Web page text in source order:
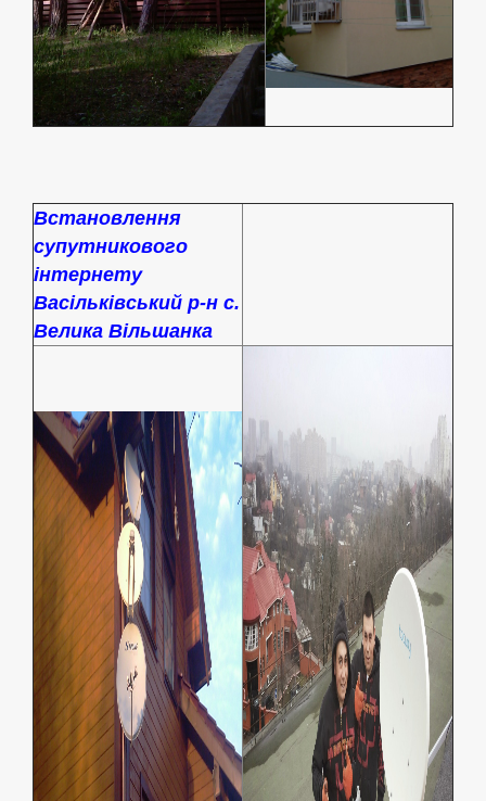
Встановлення
супутникового
інтернету
Васільківський р-н с.
Велика Вільшанка